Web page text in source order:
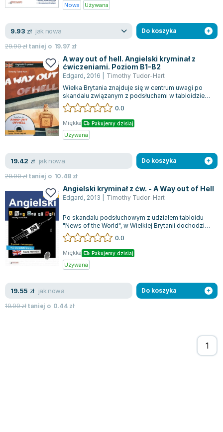
Książki do nauk przyrodniczych dla studentów
Książki do nauk społecznych dla studentów
Książki do nauk ścisłych dla studentów
Prawo - książki dla studentów
Technologia żywności - książki
Zarządzanie i marketing - książki
Nauka języków obcych - książki
Podręczniki dla nauczycieli - metodyka
Repetytoria, testy i materiały pomocnicze
Wanda Chotomska
Józef Ignacy Kraszewski
Clive Staples Lewis
Martyna Wojciechowska
Melissa De la Cruz
Blanka Lipińska
Jaś Kapela
Agatha Christie
Marcin Kowalczyk
Piotr Zychowicz
Joanna Jabłczyńska
Piotr Kościelny
Jan Piński
Zygmunt Freud
Agata Passent
Michel Moran
Katarzyna Miller
Antoine de Saint Exupery
Nowa Używana
9.93 zł jak nowa
29.90złtaniej o 19.97 zł
Do koszyka
A way out of hell. Angielski kryminał z
ćwiczeniami. Poziom B1-B2
Edgard, 2016
Timothy Tudor-Hart
Wielka Brytania znajduje się w centrum uwagi po
skandalu związanym z podsłuchami w tabloidzie
"News of the World". Pewnego dnia ko...
0.0
Miękka Pakujemy dzisiaj
Używana
19.42 zł jak nowa
29.90złtaniej o 10.48 zł
Do koszyka
Angielski kryminał z ćw. - A Way out of Hell
Edgard, 2013 Timothy Tudor-Hart
Po skandalu podsłuchowym z udziałem tabloidu
"News of the World", w Wielkiej Brytanii dochodzi
do tajemniczej śmierci znanego dzie...
0.0
Miękka Pakujemy dzisiaj
Używana
19.55 zł jak nowa
19.99złtaniej o 0.44 zł
Do koszyka